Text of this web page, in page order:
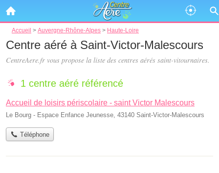
Accueil > Auvergne-Rhône-Alpes > Haute-Loire
Centre aéré à Saint-Victor-Malescours
CentreAere.fr vous propose la liste des centres aérés saint-vitournaires.
1 centre aéré référencé
Accueil de loisirs périscolaire - saint Victor Malescours
Le Bourg - Espace Enfance Jeunesse, 43140 Saint-Victor-Malescours
Téléphone